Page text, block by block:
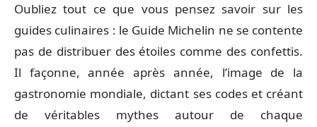
Oubliez tout ce que vous pensez savoir sur les
guides culinaires : le Guide Michelin ne se contente
pas de distribuer des étoiles comme des confettis.
Il façonne, année après année, l’image de la
gastronomie mondiale, dictant ses codes et créant
de véritables mythes autour de chaque